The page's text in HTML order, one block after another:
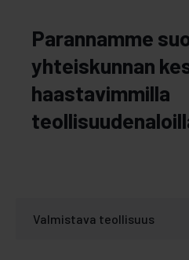
Parannamme
yhteiskunnan
haastavimmilla